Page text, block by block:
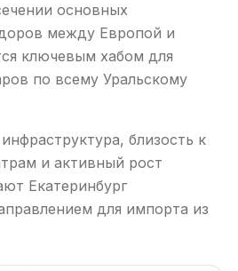
основных
между Европой и
ключевым хабом для
по всему Уральскому
близость к
и активный рост
Екатеринбург
для импорта из